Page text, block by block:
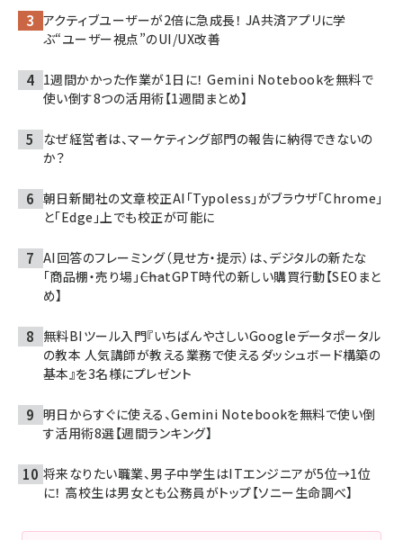
アクティブユーザーが2倍に急成長！ JA共済アプリに学
ぶ“ユーザー視点”のUI/UX改善
1週間かかった作業が1日に！ Gemini Notebookを無料で
使い倒す8つの活用術【1週間まとめ】
なぜ経営者は、マーケティング部門の報告に納得できないの
か？
朝日新聞社の文章校正AI「Typoless」がブラウザ「Chrome」
と「Edge」上でも校正が可能に
AI回答のフレーミング（見せ方・提示）は、デジタルの新たな
「商品棚・売り場」――ChatGPT時代の新しい購買行動【SEOまと
め】
無料BIツール入門『いちばんやさしいGoogleデータポータル
の教本 人気講師が教える業務で使えるダッシュボード構築の
基本』を3名様にプレゼント
明日からすぐに使える、Gemini Notebookを無料で使い倒
す活用術8選【週間ランキング】
将来なりたい職業、男子中学生はITエンジニアが5位→1位
に！ 高校生は男女とも公務員がトップ【ソニー生命調べ】